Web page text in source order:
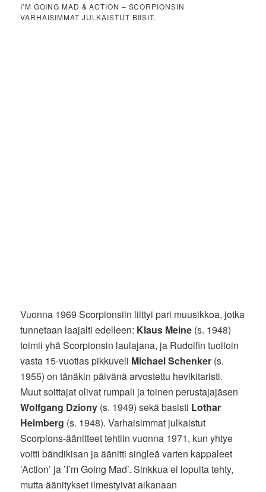
I’M GOING MAD & ACTION – SCORPIONSIN
VARHAISIMMAT JULKAISTUT BIISIT.
Vuonna 1969 Scorpionsiin liittyi pari muusikkoa, jotka
tunnetaan laajalti edelleen: Klaus Meine (s. 1948)
toimii yhä Scorpionsin laulajana, ja Rudolfin tuolloin
vasta 15-vuotias pikkuveli Michael Schenker (s.
1955) on tänäkin päivänä arvostettu hevikitaristi.
Muut soittajat olivat rumpali ja toinen perustajajäsen
Wolfgang Dziony (s. 1949) sekä basisti Lothar
Heimberg (s. 1948). Varhaisimmat julkaistut
Scorpions-äänitteet tehtiin vuonna 1971, kun yhtye
voitti bändikisan ja äänitti singleä varten kappaleet
’Action’ ja ’I’m Going Mad’. Sinkkua ei lopulta tehty,
mutta äänitykset ilmestyivät aikanaan